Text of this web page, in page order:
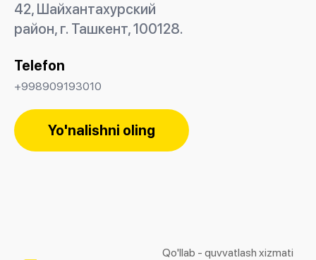
42, Шайхантахурский
район, г. Ташкент, 100128.
Telefon
+998909193010
Yo'nalishni oling
Qo'llab - quvvatlash xizmati